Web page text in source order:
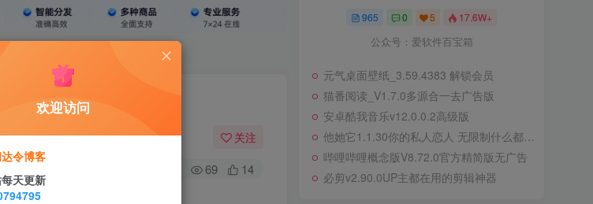
关注
69 14
965 0 5 17.6W+
公众号：爱软件百宝箱
元气桌面壁纸_3.59.4383 解锁会员
猫番阅读_V1.7.0多源合一去广告版
安卓酷我音乐v12.0.0.2高级版
他她它1.1.30你的私人恋人 无限制什么都可以聊
哔哩哔哩概念版V8.72.0官方精简版无广告
必剪v2.90.0UP主都在用的剪辑神器
欢迎访问
令博客
天更新